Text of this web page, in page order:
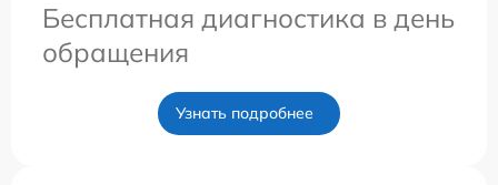
Бесплатная диагностика в день
обращения
Узнать подробнее